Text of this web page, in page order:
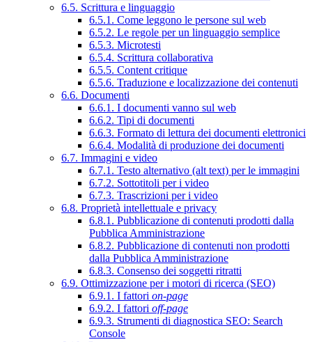
6.5. Scrittura e linguaggio
6.5.1. Come leggono le persone sul web
6.5.2. Le regole per un linguaggio semplice
6.5.3. Microtesti
6.5.4. Scrittura collaborativa
6.5.5. Content critique
6.5.6. Traduzione e localizzazione dei contenuti
6.6. Documenti
6.6.1. I documenti vanno sul web
6.6.2. Tipi di documenti
6.6.3. Formato di lettura dei documenti elettronici
6.6.4. Modalità di produzione dei documenti
6.7. Immagini e video
6.7.1. Testo alternativo (alt text) per le immagini
6.7.2. Sottotitoli per i video
6.7.3. Trascrizioni per i video
6.8. Proprietà intellettuale e privacy
6.8.1. Pubblicazione di contenuti prodotti dalla
Pubblica Amministrazione
6.8.2. Pubblicazione di contenuti non prodotti
dalla Pubblica Amministrazione
6.8.3. Consenso dei soggetti ritratti
6.9. Ottimizzazione per i motori di ricerca (SEO)
6.9.1. I fattori on-page
6.9.2. I fattori off-page
6.9.3. Strumenti di diagnostica SEO: Search
Console